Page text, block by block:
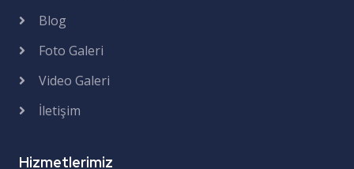
Blog
Foto Galeri
Video Galeri
İletişim
Hizmetlerimiz